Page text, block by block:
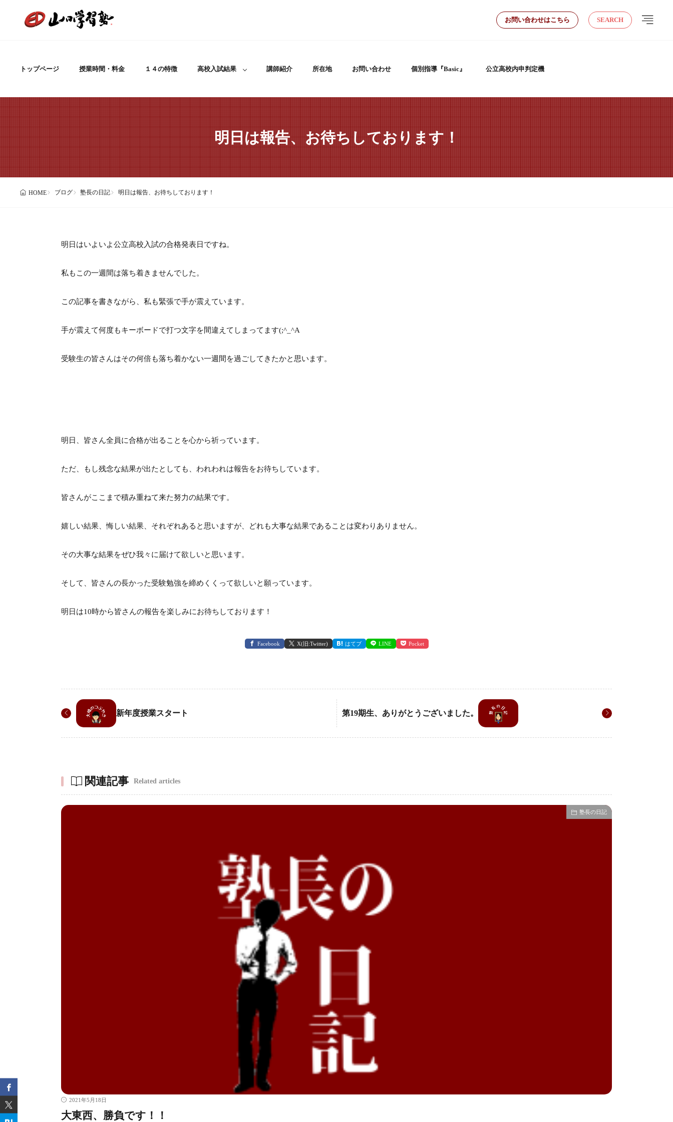
お問い合わせはこちら SEARCH
トップページ 授業時間・料金 １４の特徴 高校入試結果 講師紹介 所在地 お問い合わせ 個別指導『Basic』 公立高校内申判定機
明日は報告、お待ちしております！
HOME ブログ 塾長の日記 明日は報告、お待ちしております！
明日はいよいよ公立高校入試の合格発表日ですね。
私もこの一週間は落ち着きませんでした。
この記事を書きながら、私も緊張で手が震えています。
手が震えて何度もキーボードで打つ文字を間違えてしまってます(;^_^A
受験生の皆さんはその何倍も落ち着かない一週間を過ごしてきたかと思います。
明日、皆さん全員に合格が出ることを心から祈っています。
ただ、もし残念な結果が出たとしても、われわれは報告をお待ちしています。
皆さんがここまで積み重ねて来た努力の結果です。
嬉しい結果、悔しい結果、それぞれあると思いますが、どれも大事な結果であることは変わりありません。
その大事な結果をぜひ我々に届けて欲しいと思います。
そして、皆さんの長かった受験勉強を締めくくって欲しいと願っています。
明日は10時から皆さんの報告を楽しみにお待ちしております！
Facebook X(旧:Twitter) はてブ LINE Pocket
新年度授業スタート 第19期生、ありがとうございました。
関連記事 Related articles
塾長の日記
2021年5月18日
大東西、勝負です！！